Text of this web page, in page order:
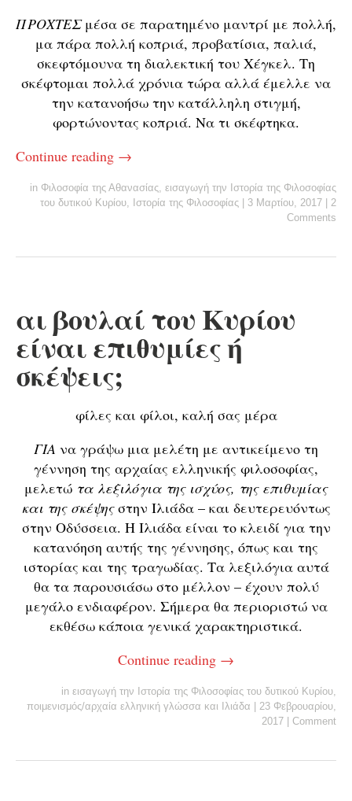
ΠΡΟΧΤΕΣμέσα σε παρατημένο μαντρί με πολλή,
μα πάρα πολλή κοπριά, προβατίσια, παλιά,
σκεφτόμουνα τη διαλεκτική του Χέγκελ. Τη
σκέφτομαι πολλά χρόνια τώρα αλλά έμελλε να
την κατανοήσω την κατάλληλη στιγμή,
φορτώνοντας κοπριά. Να τι σκέφτηκα.
Continue reading →
in Φιλοσοφία της Αθανασίας, εισαγωγή την Ιστορία της Φιλοσοφίας
του δυτικού Κυρίου, Ιστορία της Φιλοσοφίας 3 Μαρτίου, 2017
2
Comments
αι βουλαί του Κυρίου
είναι επιθυμίες ή
σκέψεις;
φίλες και φίλοι, καλή σας μέρα
ΓΙΑ να γράψω μια μελέτη με αντικείμενο τη
γέννηση της αρχαίας ελληνικής φιλοσοφίας,
μελετώ τα λεξιλόγια της ισχύος, της επιθυμίας
και της σκέψηςστην Ιλιάδα – και δευτερευόντως
στην Οδύσσεια. Η Ιλιάδα είναι το κλειδί για την
κατανόηση αυτής της γέννησης, όπως και της
ιστορίας και της τραγωδίας. Τα λεξιλόγια αυτά
θα τα παρουσιάσω στο μέλλον – έχουν πολύ
μεγάλο ενδιαφέρον. Σήμερα θα περιοριστώ να
εκθέσω κάποια γενικά χαρακτηριστικά.
Continue reading →
in εισαγωγή την Ιστορία της Φιλοσοφίας του δυτικού Κυρίου,
ποιμενισμός/αρχαία ελληνική γλώσσα και Ιλιάδα
23 Φεβρουαρίου,
2017
Comment